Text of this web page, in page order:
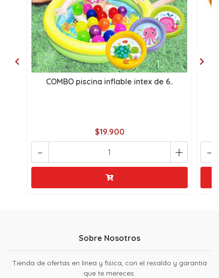
COMBO piscina inflable intex de 6..
$19.900
+
- -
Sobre Nosotros
Tienda de ofertas en linea y fisica, con el resaldo y garantia
que te mereces.